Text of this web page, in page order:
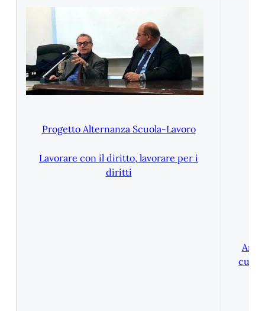
Progetto Alternanza Scuola-Lavoro
Lavorare con il diritto, lavorare per i
diritti
cura